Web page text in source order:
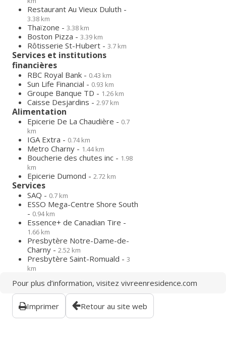
Restaurant Au Vieux Duluth -
3.38 km
Thaïzone - 3.38 km
Boston Pizza - 3.39 km
Rôtisserie St-Hubert - 3.7 km
Services et institutions
financières
RBC Royal Bank - 0.43 km
Sun Life Financial - 0.93 km
Groupe Banque TD - 1.26 km
Caisse Desjardins - 2.97 km
Alimentation
Epicerie De La Chaudière - 0.7
km
IGA Extra - 0.74 km
Metro Charny - 1.44 km
Boucherie des chutes inc - 1.98
km
Epicerie Dumond - 2.72 km
Services
SAQ - 0.7 km
ESSO Mega-Centre Shore South
- 0.94 km
Essence+ de Canadian Tire -
1.66 km
Presbytère Notre-Dame-de-
Charny - 2.52 km
Presbytère Saint-Romuald - 3
km
Pour plus d’information, visitez vivreenresidence.com
Imprimer Retour au site web